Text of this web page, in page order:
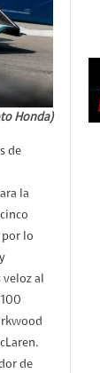
Honda)
de
la
por lo
al
de